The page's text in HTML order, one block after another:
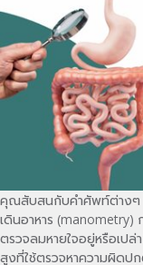
คุณสับสนกับคำศัพท์ต่างๆ
เดินอาหาร (manometry)
ตรวจลมหายใจอยู่หรือเปล่
สูงที่ใช้ตรวจหาความผิดปก